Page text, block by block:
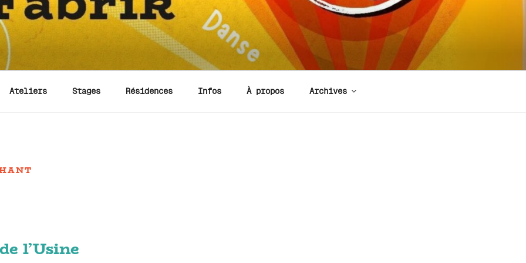
Ateliers Stages Résidences Infos À propos Archives
l’Usine